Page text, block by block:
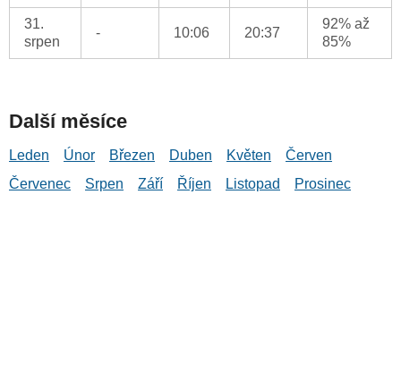
31.
srpen
- 10:06 20:37
92% až
85%
Další měsíce
Leden Únor Březen Duben Květen
Červen
Červenec
Srpen Září Říjen Listopad Prosinec